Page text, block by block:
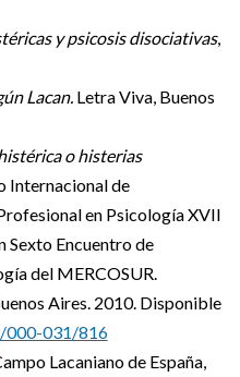
y psicosis disociativas,
Lacan.Letra Viva, Buenos
o histerias
Internacional de
en Psicología XVII
Sexto Encuentro de
del MERCOSUR.
Aires. 2010. Disponible
000-031/816
Lacaniano de España,